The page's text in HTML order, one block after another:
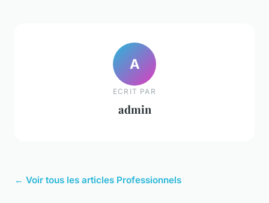
A
ECRIT PAR
admin
← Voir tous les articles Professionnels